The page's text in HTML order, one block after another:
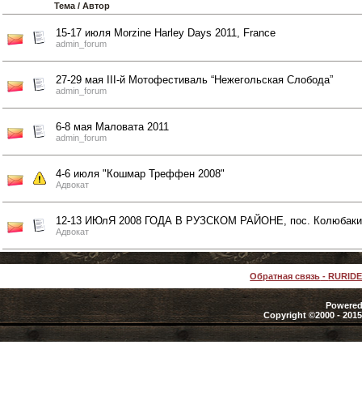
Тема / Автор
15-17 июля Morzine Harley Days 2011, France
admin_forum
27-29 мая III-й Мотофестиваль “Нежегольская Слобода”
admin_forum
6-8 мая Маловата 2011
admin_forum
4-6 июля "Кошмар Треффен 2008"
Адвокат
12-13 ИЮлЯ 2008 ГОДА В РУЗСКОМ РАЙОНЕ, пос.
Адвокат
Обратная связь -
Copyright ©2000 -